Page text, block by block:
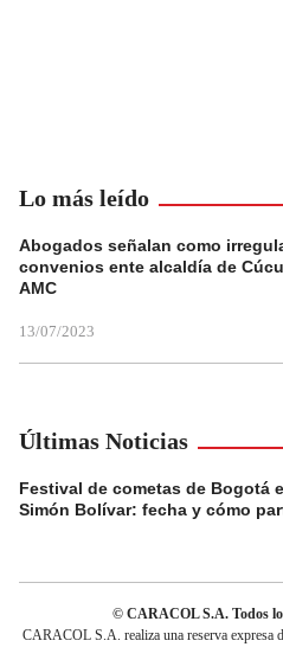
Lo más leído
Abogados señalan como
convenios ente alcaldía de
AMC
13/07/2023
Últimas Noticias
Festival de cometas de Bogotá
Simón Bolívar: fecha y cómo
© CARACOL S.A. Todos
CARACOL S.A. realiza una reserva expresa